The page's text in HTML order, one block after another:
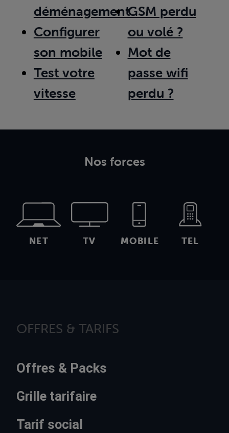
déménagement
Configurer
son mobile
Test votre
vitesse
GSM perdu
ou volé ?
Mot de
passe wifi
perdu ?
Nos forces
NET TV MOBILE TEL
OFFRES & TARIFS
Offres & Packs
Grille tarifaire
Tarif social